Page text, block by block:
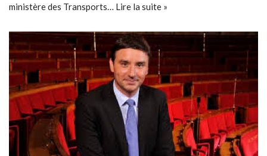
ministère des Transports… Lire la suite »